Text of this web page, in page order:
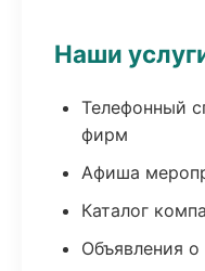
Наши
Телефонный
фирм
Афиша
Каталог
Объявления